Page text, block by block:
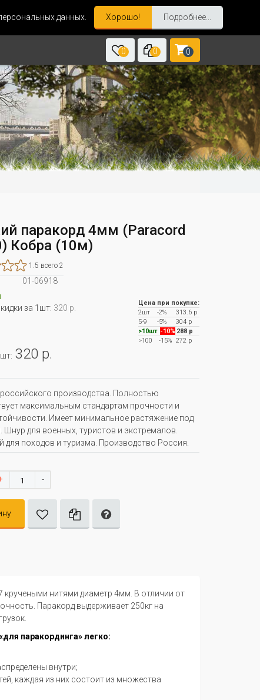
данных. Хорошо! Подробнее...
0 0 0
паракорд 4мм (Paracord
Кобра (10м)
1.5 всего 2
01-06918
за 1шт: 320 р.
320 р.
Цена при покупке:
2шт
-2%
313.6 р
5-9
-5%
304 р
>10шт -10% 288 р
>100
-15% 272 р
производства. Полностью
максимальным стандартам прочности и
Имеет минимальное растяжение под
Шнур для военных, туристов и экстремалов.
для походов и туризма. Производство Россия.
-
кручеными нитями диаметр 4мм. В отличии от
Паракорд выдерживает 250кг на
паракординга» легко:
внутри;
каждая из них состоит из множества